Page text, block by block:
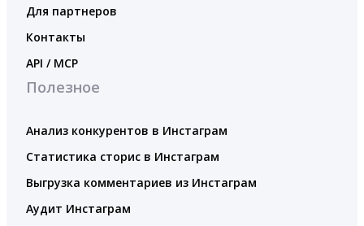
Для партнеров
Контакты
API / MCP
Полезное
Анализ конкурентов в Инстаграм
Статистика сторис в Инстаграм
Выгрузка комментариев из Инстаграм
Аудит Инстаграм